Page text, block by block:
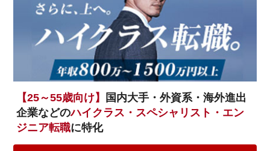
【25～55歳向け】
国内大手・外資系・海外進出
企業などのハイクラス・スペシャリスト・エン
ジニア転職に特化